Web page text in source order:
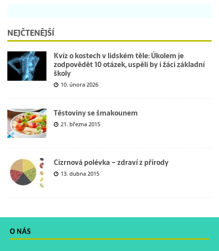
NEJČTENĚJŠÍ
Kvíz o kostech v lidském těle: Úkolem je
zodpovědět 10 otázek, uspěli by i žáci základní
školy
10. února 2026
Těstoviny se šmakounem
21. března 2015
Cizrnová polévka – zdraví z přírody
13. dubna 2015
O NÁS